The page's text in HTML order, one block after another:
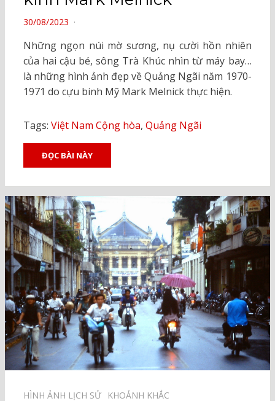
POSTED
30/08/2023
Những ngọn núi mờ sương, nụ cười hồn nhiên
của hai cậu bé, sông Trà Khúc nhìn từ máy bay…
là những hình ảnh đẹp về Quảng Ngãi năm 1970-
1971 do cựu binh Mỹ Mark Melnick thực hiện.
Tags: Việt Nam Cộng hòa, Quảng Ngãi
ĐỌC BÀI NÀY
HÌNH ẢNH LỊCH SỬ⠀ KHOẢNH KHẮC⠀